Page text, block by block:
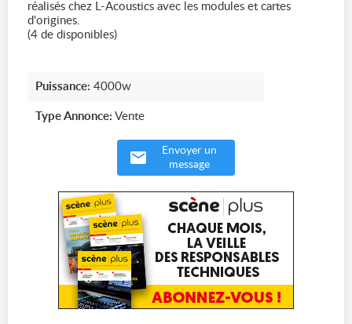
réalisés chez L-Acoustics avec les modules et cartes
d'origines.
(4 de disponibles)
Puissance: 4000w
Type Annonce: Vente
Envoyer un
message